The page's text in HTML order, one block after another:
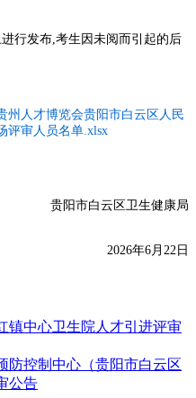
行发布,考生因未阅而引起的后
州人才博览会贵阳市白云区人民
评审人员名单.xlsx
贵阳市白云区卫生健康局
2026年6月22日
镇中心卫生院人才引进评审
防控制中心（贵阳市白云区
公告